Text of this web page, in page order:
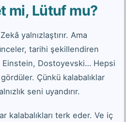
mi, Lütuf mu?
yalnızlaştırır. Ama
tarihi şekillendiren
Einstein, Dostoyevski… Hepsi
Çünkü kalabalıklar
seni uyandırır.
kalabalıkları terk eder. Ve iç